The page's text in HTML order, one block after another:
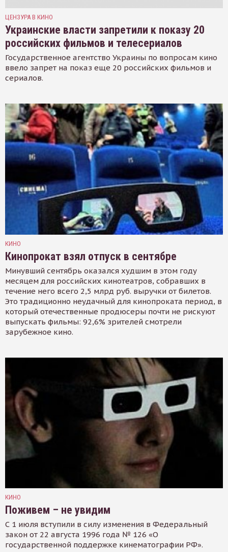
ЦЕНЗУРА В КИНО
Украинские власти запретили к показу 20
российских фильмов и телесериалов
Государственное агентство Украины по вопросам кино
ввело запрет на показ еще 20 российских фильмов и
сериалов.
КИНО
Кинопрокат взял отпуск в сентябре
Минувший сентябрь оказался худшим в этом году
месяцем для российских кинотеатров, собравших в
течение него всего 2,5 млрд руб. выручки от билетов.
Это традиционно неудачный для кинопроката период, в
который отечественные продюсеры почти не рискуют
выпускать фильмы: 92,6% зрителей смотрели
зарубежное кино.
КИНО
Поживем – не увидим
С 1 июля вступили в силу изменения в Федеральный
закон от 22 августа 1996 года № 126 «О
государственной поддержке кинематографии РФ».